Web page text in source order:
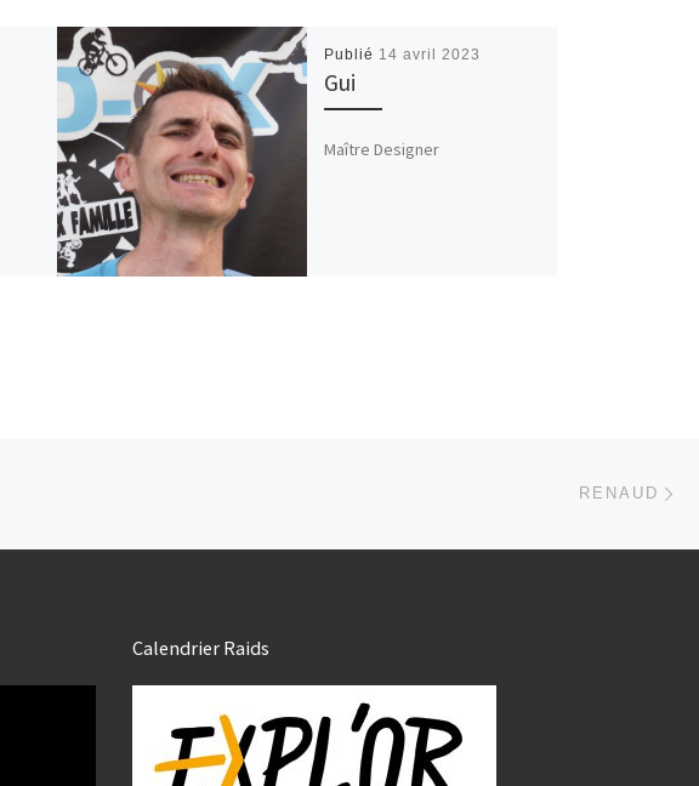
Publié 14 avril 2023
Gui
Maître Designer
RENAUD
Calendrier Raids